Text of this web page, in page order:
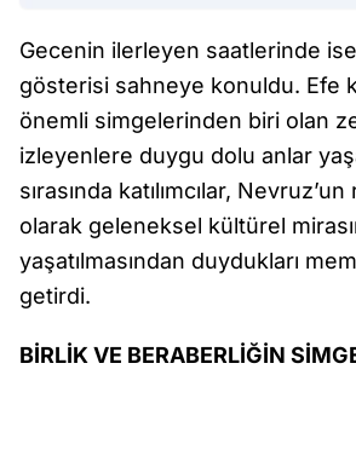
Gecenin ilerleyen saatlerinde
gösterisi sahneye konuldu. Efe
önemli simgelerinden biri olan
izleyenlere duygu dolu anlar
sırasında katılımcılar,
olarak geleneksel kültürel
yaşatılmasından duydukları
getirdi.
BİRLİK VE BERABERLİĞİN